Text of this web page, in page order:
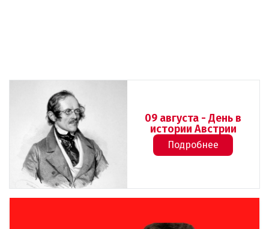
09 августа - День в
истории Австрии
Подробнее